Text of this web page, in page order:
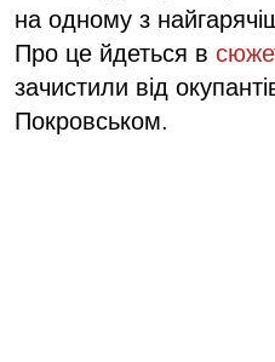
на одному з
Про це йдеться в
зачистили від
Покровськом.